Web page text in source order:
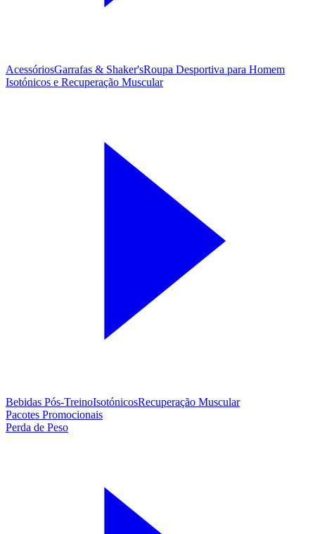
AcessóriosGarrafas & Shaker'sRoupa Desportiva para Homem
Isotónicos e Recuperação Muscular
Bebidas Pós-TreinoIsotónicosRecuperação Muscular
Pacotes Promocionais
Perda de Peso